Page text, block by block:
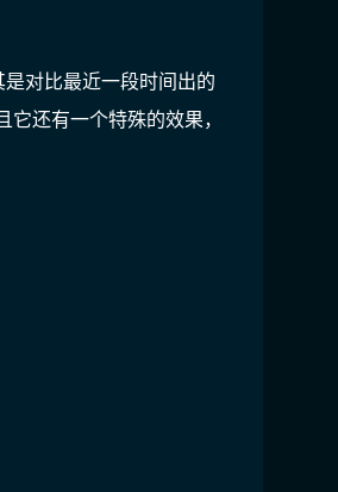
对比最近一段时间出的
还有一个特殊的效果，